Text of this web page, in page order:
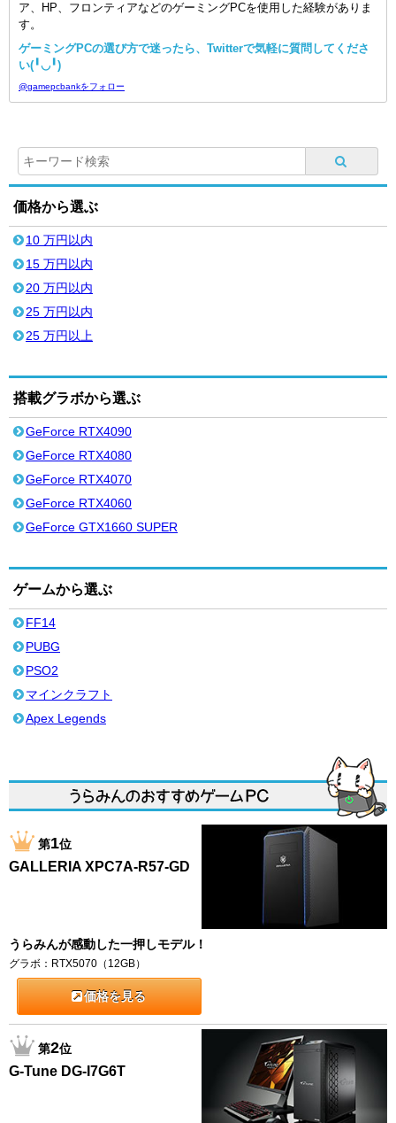
ア、HP、フロンティアなどのゲーミングPCを使用した経験がありま
す。
ゲーミングPCの選び方で迷ったら、Twitterで気軽に質問してくださ
い(╹◡╹)
@gamepcbankをフォロー
価格から選ぶ
10 万円以内
15 万円以内
20 万円以内
25 万円以内
25 万円以上
搭載グラボから選ぶ
GeForce RTX4090
GeForce RTX4080
GeForce RTX4070
GeForce RTX4060
GeForce GTX1660 SUPER
ゲームから選ぶ
FF14
PUBG
PSO2
マインクラフト
Apex Legends
第1位
GALLERIA XPC7A-R57-GD
うらみんが感動した一押しモデル！
グラボ：RTX5070（12GB）
価格を見る
第2位
G-Tune DG-I7G6T